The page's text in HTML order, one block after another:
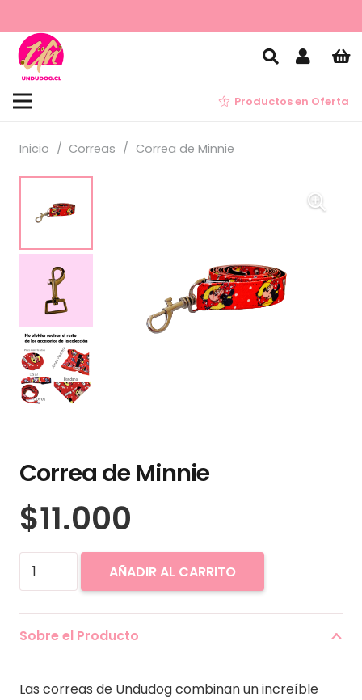
Productos en Oferta
Inicio / Correas / Correa de Minnie
Correa de Minnie
$11.000
Correa
de
cantidad
AÑADIR AL CARRITO
Sobre el Producto
Las correas de Undudog combinan un increíble